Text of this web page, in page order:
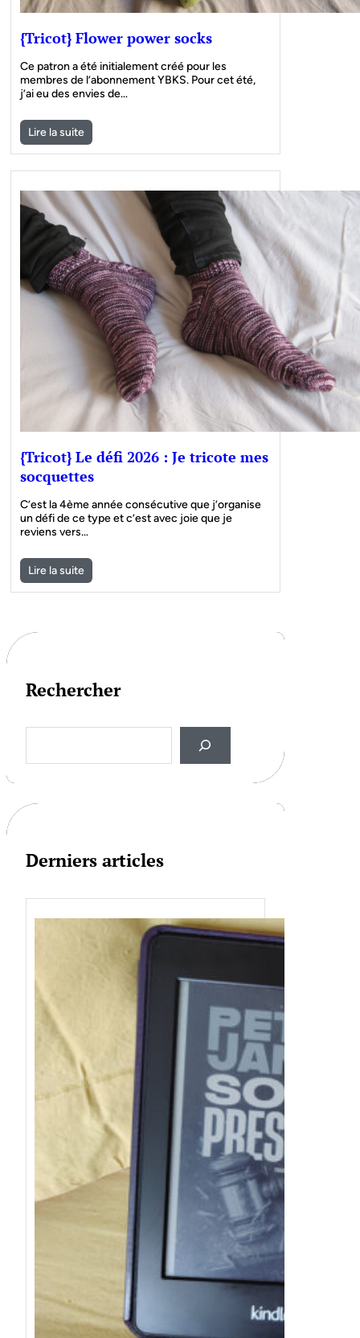
{Tricot} Flower power socks
Ce patron a été initialement créé pour les
membres de l’abonnement YBKS. Pour cet été,
j’ai eu des envies de…
Lire la suite
{Tricot} Le défi 2026 : Je tricote mes
socquettes
C’est la 4ème année consécutive que j’organise
un défi de ce type et c’est avec joie que je
reviens vers…
Lire la suite
Rechercher
a
h
Derniers articles